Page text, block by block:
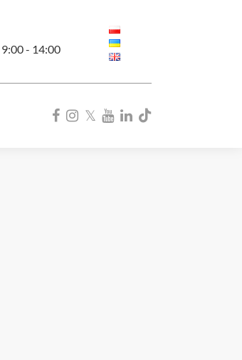
- 14:00